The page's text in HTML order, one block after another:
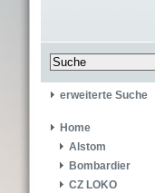
erweiterte Suche
Home
Alstom
Bombardier
CZ LOKO